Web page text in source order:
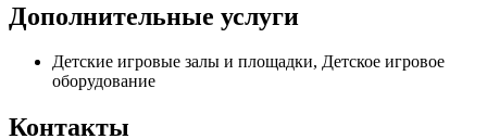
Дополнительные услуги
Детские игровые залы и площадки, Детское игровое
оборудование
Контакты